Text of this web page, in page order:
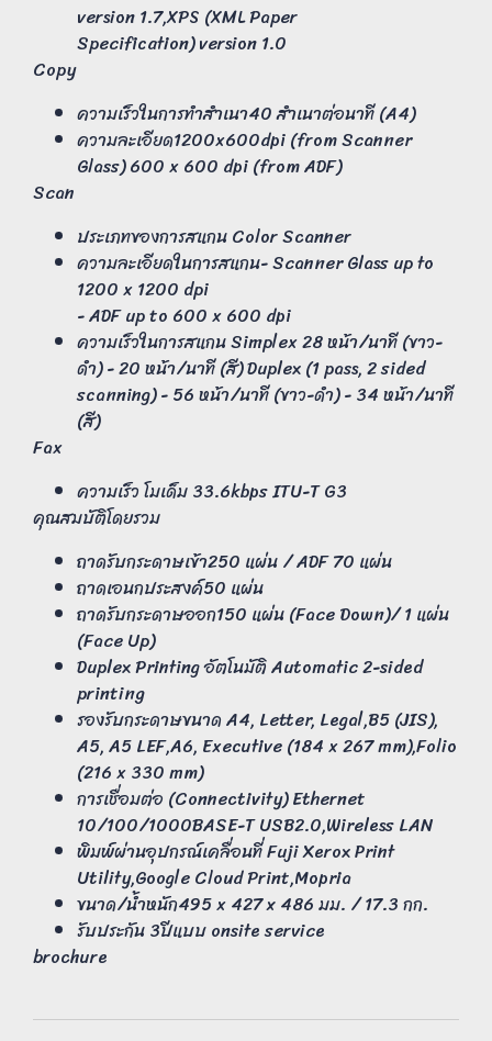
version 1.7,XPS (XML Paper
Specification) version 1.0
Copy
ความเร็วในการทำสำเนา40 สำเนาต่อนาที (A4)
ความละเอียด1200x600dpi (from Scanner
Glass) 600 x 600 dpi (from ADF)
Scan
ประเภทของการสแกน Color Scanner
ความละเอียดในการสแกน- Scanner Glass up to
1200 x 1200 dpi
- ADF up to 600 x 600 dpi
ความเร็วในการสแกน Simplex 28 หน้า/นาที (ขาว-
ดำ) - 20 หน้า/นาที (สี) Duplex (1 pass, 2 sided
scanning) - 56 หน้า/นาที (ขาว-ดำ) - 34 หน้า/นาที
(สี)
Fax
ความเร็ว โมเด็ม 33.6kbps ITU-T G3
คุณสมบัติโดยรวม
ถาดรับกระดาษเข้า250 แผ่น / ADF 70 แผ่น
ถาดเอนกประสงค์50 แผ่น
ถาดรับกระดาษออก150 แผ่น (Face Down)/ 1 แผ่น
(Face Up)
Duplex Printing อัตโนมัติ Automatic 2-sided
printing
รองรับกระดาษขนาด A4, Letter, Legal,B5 (JIS),
A5, A5 LEF,A6, Executive (184 x 267 mm),Folio
(216 x 330 mm)
การเชื่อมต่อ (Connectivity) Ethernet
10/100/1000BASE-T USB2.0,Wireless LAN
พิมพ์ผ่านอุปกรณ์เคลื่อนที่ Fuji Xerox Print
Utility,Google Cloud Print,Mopria
ขนาด/น้ำหนัก495 x 427 x 486 มม. / 17.3 กก.
รับประกัน 3ปีแบบ onsite service
brochure